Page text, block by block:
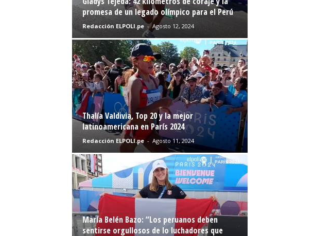
promesa de un legado olímpico para el Perú
Redacción ELPOLI.pe - Agosto 12, 2024
Thalía Valdivia, Top 20 y la mejor
latinoamericana en París 2024
Redacción ELPOLI.pe - Agosto 11, 2024
María Belén Bazo: “Los peruanos deben
sentirse orgullosos de lo luchadores que